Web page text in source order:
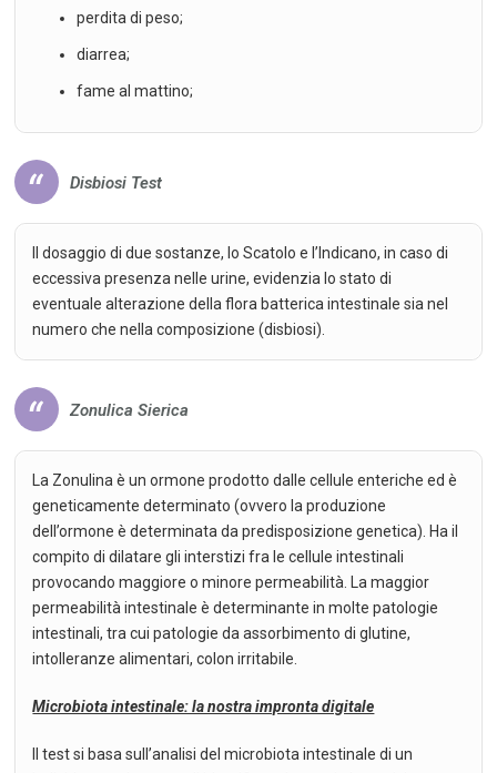
perdita di peso;
diarrea;
fame al mattino;
Disbiosi Test
Il dosaggio di due sostanze, lo Scatolo e l’Indicano, in caso di
eccessiva presenza nelle urine, evidenzia lo stato di
eventuale alterazione della flora batterica intestinale sia nel
numero che nella composizione (disbiosi).
Zonulica Sierica
La Zonulina è un ormone prodotto dalle cellule enteriche ed è
geneticamente determinato (ovvero la produzione
dell’ormone è determinata da predisposizione genetica). Ha il
compito di dilatare gli interstizi fra le cellule intestinali
provocando maggiore o minore permeabilità. La maggior
permeabilità intestinale è determinante in molte patologie
intestinali, tra cui patologie da assorbimento di glutine,
intolleranze alimentari, colon irritabile.
Microbiota intestinale: la nostra impronta digitale
Il test si basa sull’analisi del microbiota intestinale di un